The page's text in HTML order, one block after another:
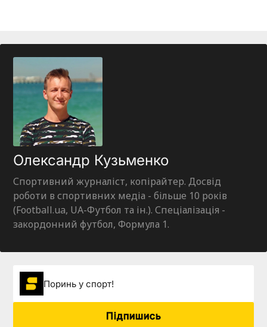
Олександр Кузьменко
Спортивний журналіст, копірайтер. Досвід
роботи в спортивних медіа - більше 10 років
(Football.ua, UA-Футбол та ін.). Спеціалізація -
закордонний футбол, Формула 1.
Поринь у спорт!
Підпишись